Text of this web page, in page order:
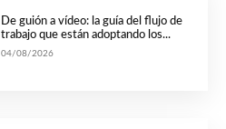
De guión a vídeo: la guía del flujo de
trabajo que están adoptando los...
04/08/2026